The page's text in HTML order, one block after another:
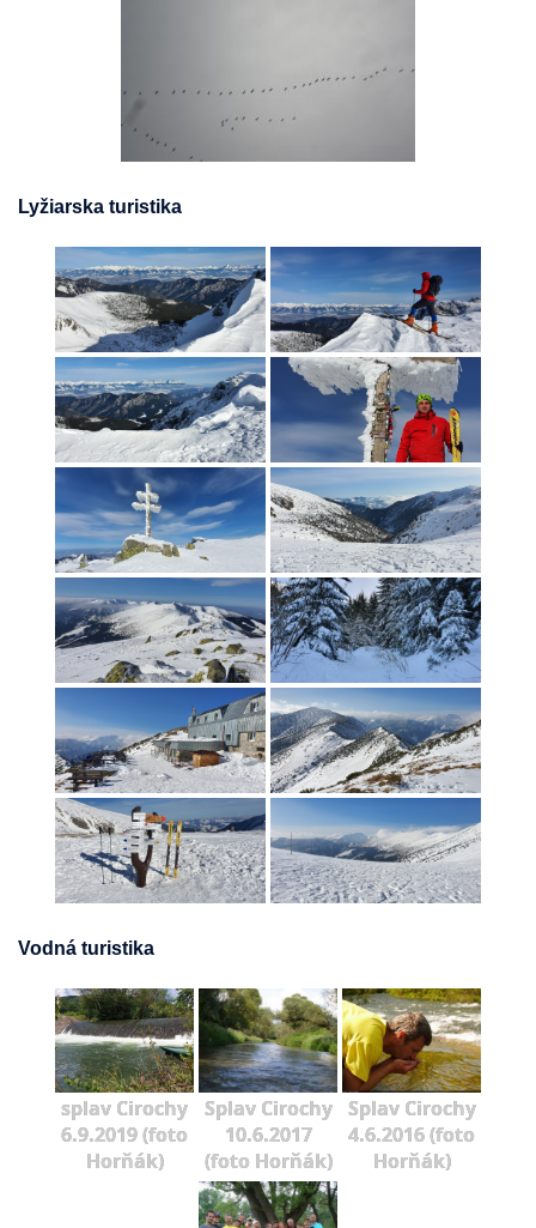
Lyžiarska turistika
Vodná turistika
splav Cirochy
6.9.2019 (foto
Horňák)
Splav Cirochy
10.6.2017
(foto Horňák)
Splav Cirochy
4.6.2016 (foto
Horňák)